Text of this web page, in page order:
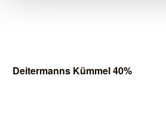
Deitermanns Kümmel 40%